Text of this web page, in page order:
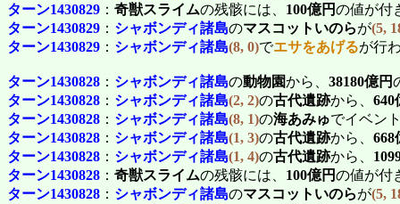
ターン1430829 ： 奇獣スライムの残骸には、 100億円の値が付
ターン1430829 ： シャボンディ諸島のマスコットいのらが(5,
ターン1430829 ： シャボンディ諸島(8, 0)でエサをあげるが行
ターン1430828 ： シャボンディ諸島の動物園から、 38180億円
ターン1430828 ： シャボンディ諸島(2, 2)の古代遺跡から、 640
ターン1430828 ： シャボンディ諸島(8, 1)の海あみゅでイベン
ターン1430828 ： シャボンディ諸島(1, 3)の古代遺跡から、 668
ターン1430828 ： シャボンディ諸島(1, 4)の古代遺跡から、
ターン1430828 ： 奇獣スライムの残骸には、 100億円の値が付
ターン1430828 ： シャボンディ諸島のマスコットいのらが(5,